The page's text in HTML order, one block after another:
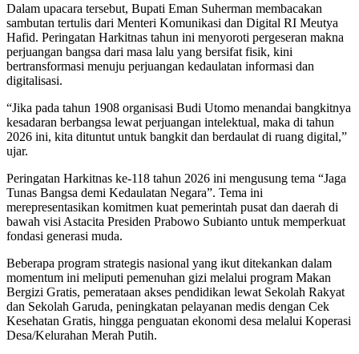
Dalam upacara tersebut, Bupati Eman Suherman membacakan
sambutan tertulis dari Menteri Komunikasi dan Digital RI Meutya
Hafid. Peringatan Harkitnas tahun ini menyoroti pergeseran makna
perjuangan bangsa dari masa lalu yang bersifat fisik, kini
bertransformasi menuju perjuangan kedaulatan informasi dan
digitalisasi.
“Jika pada tahun 1908 organisasi Budi Utomo menandai bangkitnya
kesadaran berbangsa lewat perjuangan intelektual, maka di tahun
2026 ini, kita dituntut untuk bangkit dan berdaulat di ruang digital,”
ujar.
Peringatan Harkitnas ke-118 tahun 2026 ini mengusung tema “Jaga
Tunas Bangsa demi Kedaulatan Negara”. Tema ini
merepresentasikan komitmen kuat pemerintah pusat dan daerah di
bawah visi Astacita Presiden Prabowo Subianto untuk memperkuat
fondasi generasi muda.
Beberapa program strategis nasional yang ikut ditekankan dalam
momentum ini meliputi pemenuhan gizi melalui program Makan
Bergizi Gratis, pemerataan akses pendidikan lewat Sekolah Rakyat
dan Sekolah Garuda, peningkatan pelayanan medis dengan Cek
Kesehatan Gratis, hingga penguatan ekonomi desa melalui Koperasi
Desa/Kelurahan Merah Putih.